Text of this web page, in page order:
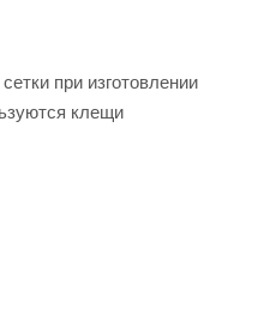
при изготовлении
клещи